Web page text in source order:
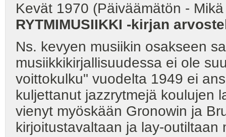
Kevät 1970 (Päiväämätön -
RYTMIMUSIIKKI -kirjan
Ns. kevyen musiikin osakseen
musiikkikirjallisuudessa ei ole
voittokulku" vuodelta 1949 ei
kuljettanut jazzrytmejä koulujen
vienyt myöskään Gronowin ja
kirjoitustavaltaan ja lay-